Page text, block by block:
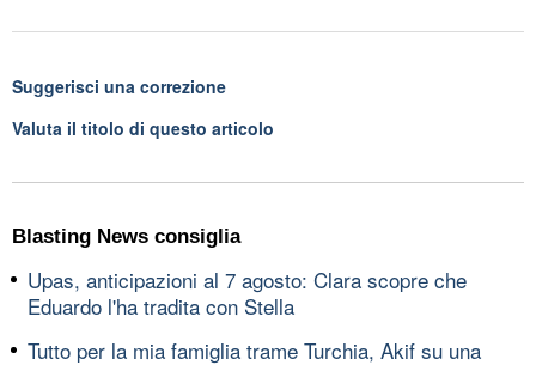
Suggerisci una correzione
Valuta il titolo di questo articolo
Blasting News consiglia
Upas, anticipazioni al 7 agosto: Clara scopre che
Eduardo l'ha tradita con Stella
Tutto per la mia famiglia trame Turchia, Akif su una